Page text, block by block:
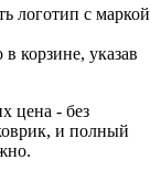
логотип с маркой
корзине, указав
цена - без
и полный